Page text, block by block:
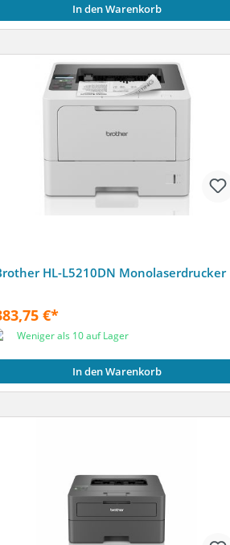
Min.)
(Seiten/Min.)
In den Warenkorb
HL-L5210DN Monolaserdrucker
€*
Weniger als 10 auf Lager
In den Warenkorb